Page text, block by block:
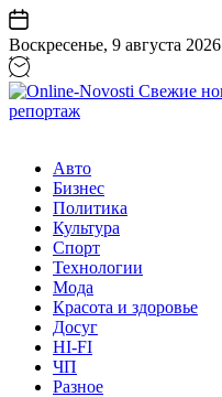
Перейти
к
содержанию
Воскресенье, 9 августа 2026
Свежие
новости,
анонсы,
интервью,
репортаж
Авто
Бизнес
Политика
Культура
Спорт
Технологии
Мода
Красота и здоровье
Досуг
HI-FI
ЧП
Разное